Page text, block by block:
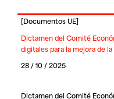
[Documentos UE]
Dictamen del Comité
digitales para la mejora de
28 / 10 / 2025
Dictamen del Comité